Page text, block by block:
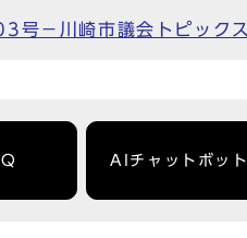
－川崎市議会トピックス
AIチャットボット